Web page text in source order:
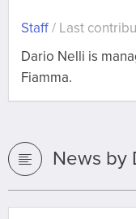
Staff/ Last
Dario Nelli is
Fiamma.
News by